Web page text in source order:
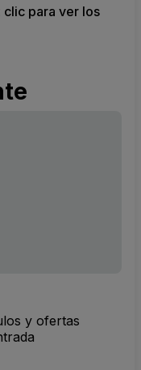
clic para ver los
y ofertas